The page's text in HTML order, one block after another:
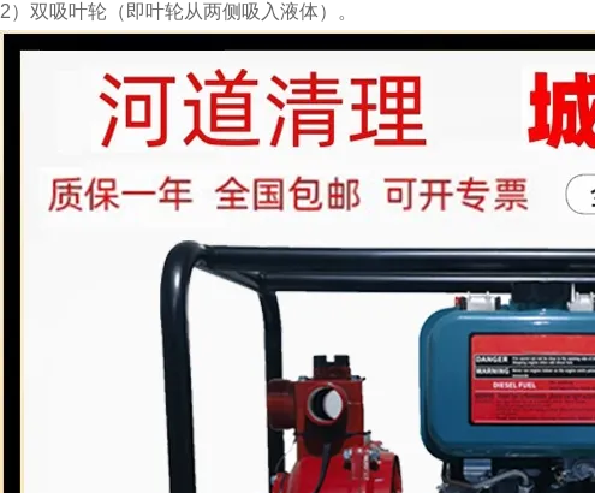
2）双吸叶轮（即叶轮从两侧吸入液体）。